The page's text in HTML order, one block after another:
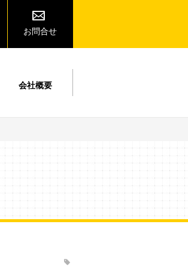
お問合せ
会社概要